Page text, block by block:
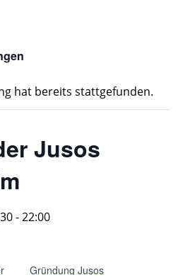
hat bereits stattgefunden.
Jusos
-22:00
Gründung Jusos